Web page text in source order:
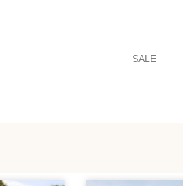
SALE